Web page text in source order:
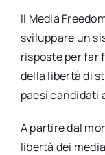
Newsletter
Ita
Il Media
sviluppare un
risposte per far
della libertà di
paesi candidati
A partire dal
libertà dei